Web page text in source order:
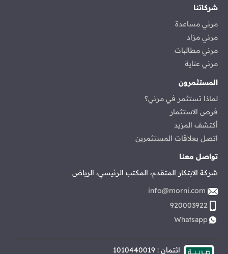
شركاتنا
مرني مساعدة
مرني مزاد
مرني مطالبات
مرني عناية
المستثمرون
لماذا تستثمر في مرني؟
فرص الاستثمار
أكتشف المزيد
اتصل بعلاقات المستثمرين
تواصل معنا
شركة الابتكار المتقدم، المكتب الرئيسي، الرياض
info@morni.com
920003922
Whatsapp
ائتمان : 1010440019